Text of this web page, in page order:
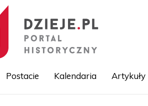
Postacie Kalendaria Artykuły